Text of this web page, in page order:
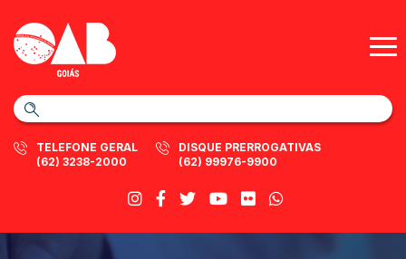
TELEFONE GERAL
(62) 3238-2000
DISQUE PRERROGATIVAS
(62) 99976-9900